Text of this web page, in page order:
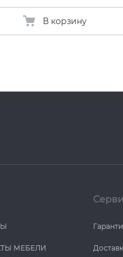
В корзину
МЕБЕЛИ